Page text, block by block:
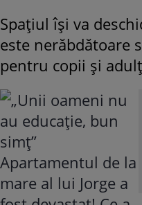
Spațiul își va
este nerăbdătoare
pentru copii și